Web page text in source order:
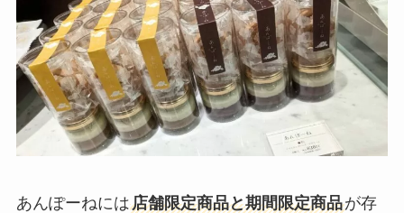
あんぽーねには店舗限定商品と期間限定商品が存